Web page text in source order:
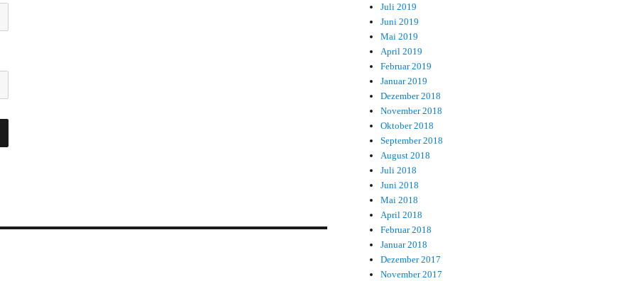
Juli 2019
Juni 2019
Mai 2019
April 2019
Februar 2019
Januar 2019
Dezember 2018
November 2018
Oktober 2018
September 2018
August 2018
Juli 2018
Juni 2018
Mai 2018
April 2018
Februar 2018
Januar 2018
Dezember 2017
November 2017